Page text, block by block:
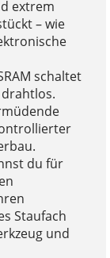
extrem
– wie
schaltet
du für
Staufach
und